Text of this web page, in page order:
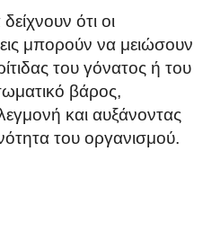
ότι οι
μπορούν να μειώσουν
του γόνατος ή του
βάρος,
και αυξάνοντας
του οργανισμού.